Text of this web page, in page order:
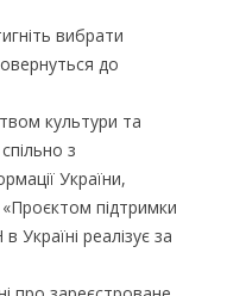
вибрати
до
культури та
з
України,
підтримки
реалізує за